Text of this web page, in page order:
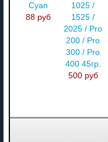
Cyan
88 руб
1025 /
1525 /
2025 / Pro
200 / Pro
300 / Pro
400 45гр.
500 руб